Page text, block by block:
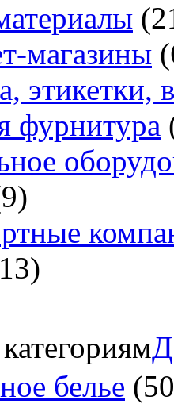
магазины
этикетки,
фурнитура
белье